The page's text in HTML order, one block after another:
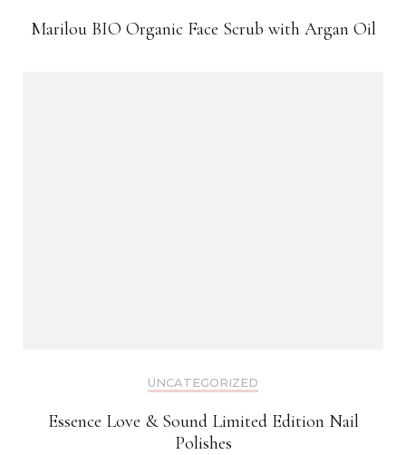
Marilou BIO Organic Face Scrub with Argan Oil
UNCATEGORIZED
Essence Love & Sound Limited Edition Nail
Polishes